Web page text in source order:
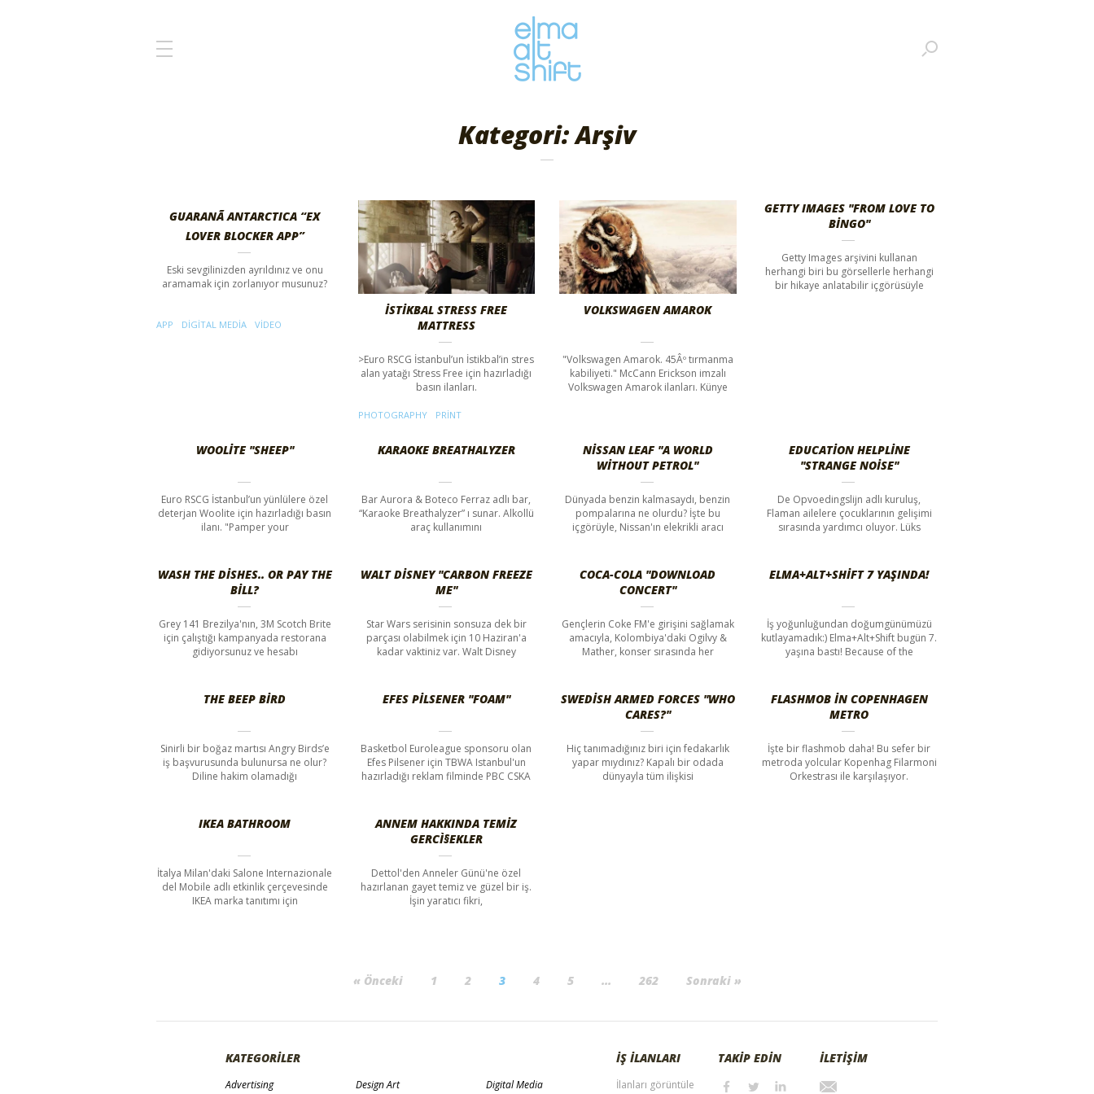
Kategori: Arşiv
GUARANÃ ANTARCTICA “EX
LOVER BLOCKER APP”
Eski sevgilinizden ayrıldınız ve onu
aramamak için zorlanıyor musunuz?
APP DIGITAL MEDIA VIDEO
İSTİKBAL STRESS FREE
MATTRESS
>Euro RSCG İstanbul’un İstikbal’in stres
alan yatağı Stress Free için hazırladığı
basın ilanları.
PHOTOGRAPHY PRINT
VOLKSWAGEN AMAROK
"Volkswagen Amarok. 45Âº tırmanma
kabiliyeti." McCann Erickson imzalı
Volkswagen Amarok ilanları. Künye
GETTY IMAGES "FROM LOVE TO
BINGO"
Getty Images arşivini kullanan
herhangi biri bu görsellerle herhangi
bir hikaye anlatabilir içgörüsüyle
WOOLITE "SHEEP"
Euro RSCG İstanbul’un yünlülere özel
deterjan Woolite için hazırladığı basın
ilanı. "Pamper your
KARAOKE BREATHALYZER
Bar Aurora & Boteco Ferraz adlı bar,
“Karaoke Breathalyzer” ı sunar. Alkollü
araç kullanımını
NISSAN LEAF "A WORLD
WITHOUT PETROL"
Dünyada benzin kalmasaydı, benzin
pompalarına ne olurdu? İşte bu
içgörüyle, Nissan'ın elekrikli aracı
EDUCATION HELPLINE
"STRANGE NOISE"
De Opvoedingslijn adlı kuruluş,
Flaman ailelere çocuklarının gelişimi
sırasında yardımcı oluyor. Lüks
WASH THE DISHES.. OR PAY THE
BILL?
Grey 141 Brezilya'nın, 3M Scotch Brite
için çalıştığı kampanyada restorana
gidiyorsunuz ve hesabı
WALT DISNEY "CARBON FREEZE
ME"
Star Wars serisinin sonsuza dek bir
parçası olabilmek için 10 Haziran'a
kadar vaktiniz var. Walt Disney
COCA-COLA "DOWNLOAD
CONCERT"
Gençlerin Coke FM'e girişini sağlamak
amacıyla, Kolombiya'daki Ogilvy &
Mather, konser sırasında her
ELMA+ALT+SHIFT 7 YAŞINDA!
İş yoğunluğundan doğumgünümüzü
kutlayamadık:) Elma+Alt+Shift bugün 7.
yaşına bastı! Because of the
THE BEEP BIRD
Sinirli bir boğaz martısı Angry Birds’e
iş başvurusunda bulunursa ne olur?
Diline hakim olamadığı
EFES PILSENER "FOAM"
Basketbol Euroleague sponsoru olan
Efes Pilsener için TBWA Istanbul'un
hazırladığı reklam filminde PBC CSKA
SWEDISH ARMED FORCES "WHO
CARES?"
Hiç tanımadığınız biri için fedakarlık
yapar mıydınız? Kapalı bir odada
dünyayla tüm ilişkisi
FLASHMOB IN COPENHAGEN
METRO
İşte bir flashmob daha! Bu sefer bir
metroda yolcular Kopenhag Filarmoni
Orkestrası ile karşılaşıyor.
IKEA BATHROOM
İtalya Milan'daki Salone Internazionale
del Mobile adlı etkinlik çerçevesinde
IKEA marka tanıtımı için
ANNEM HAKKINDA TEMIZ
GERCÌ§EKLER
Dettol'den Anneler Günü'ne özel
hazırlanan gayet temiz ve güzel bir iş.
İşin yaratıcı fikri,
« Önceki 1 2 3 4 5 … 262 Sonraki »
KATEGORİLER
Advertising Design Art Digital Media
İŞ İLANLARI
İlanları görüntüle
TAKİP EDİN İLETİŞİM